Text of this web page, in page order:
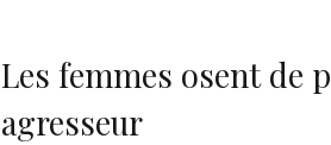
Les femmes osent de
agresseur